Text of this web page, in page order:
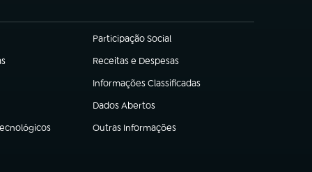
Participação Social
(abre em nova aba)
Receitas e Despesas
(abre em nova aba)
Informações Classificadas
(abre em nova aba)
Dados Abertos
(abre em nova aba)
Outras Informações
(abre em nova aba)